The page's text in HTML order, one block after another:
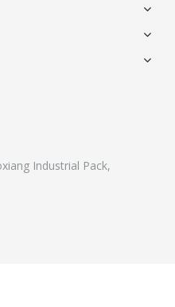
Industrial Pack,